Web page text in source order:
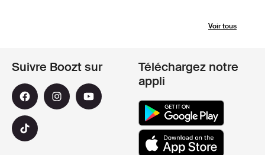
Voir tous
Suivre Boozt sur
Téléchargez notre
appli